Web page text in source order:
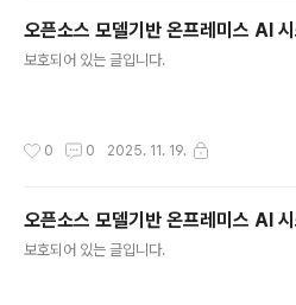
오픈소스 모델기반 온프레미스 AI
보호되어 있는 글입니다.
0 0 2025. 11. 19.
오픈소스 모델기반 온프레미스 AI
보호되어 있는 글입니다.